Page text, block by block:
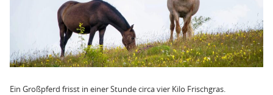
Ein Großpferd frisst in einer Stunde circa vier Kilo Frischgras.